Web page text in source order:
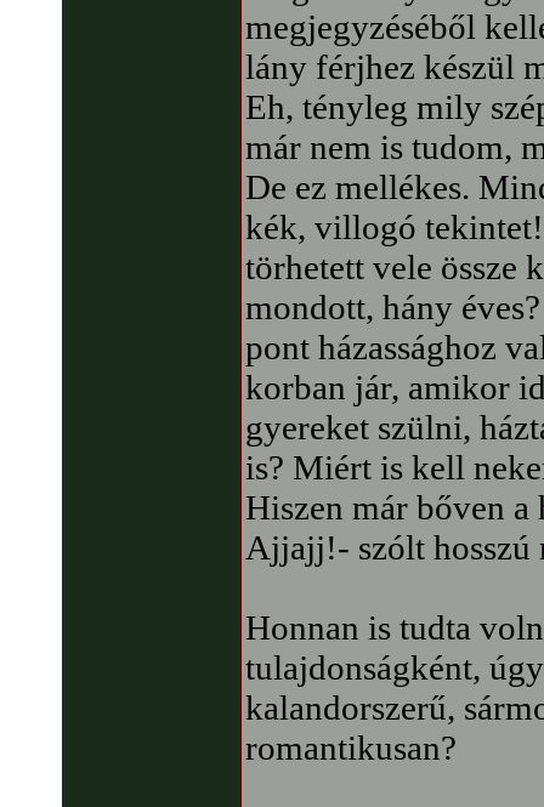
megjegyzéséből
lány férjhez készül
Eh, tényleg mily
már nem is tudom,
De ez mellékes.
kék, villogó
törhetett vele össze
mondott, hány
pont házassághoz
korban jár, amikor
gyereket szülni,
is? Miért is kell
Hiszen már bőven
Ajjajj!- szólt hosszú
Honnan is tudta
tulajdonságként,
kalandorszerű,
romantikusan?